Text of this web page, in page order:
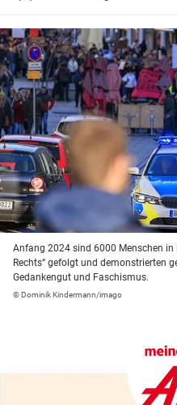
Anfang 2024 sind 6000 Menschen in
Rechts“ gefolgt und demonstrierten
Gedankengut und Faschismus.
© Dominik Kindermann/imago